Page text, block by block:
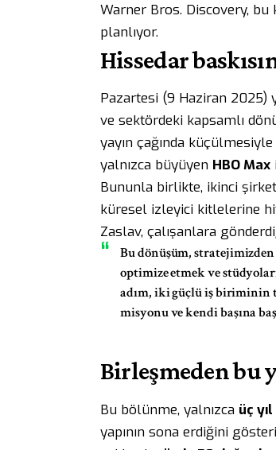
Warner Bros. Discovery,
planlıyor.
Hissedar
Pazartesi (9 Haziran 2025)
ve sektördeki kapsamlı
yayın çağında
yalnızca büyüyen HBO Max
Bununla birlikte, ikinci
küresel izleyici kitlelerine
Zaslav, çalışanlara
Bu dönüşüm,
optimize etmek ve
adım, iki güçlü iş biriminin
misyonu ve kendi başına
Birleşmeden bu
Bu bölünme, yalnızca üç
yapının sona erdiğini